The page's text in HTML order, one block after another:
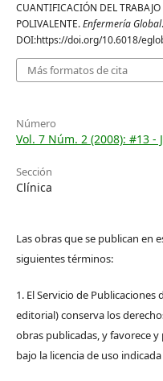
CUANTIFICACIÓN DEL
POLIVALENTE.Enfermería Global
DOI:https://doi.org/10.6018/
Más formatos de cita
Número
Vol. 7 Núm. 2 (2008): #13 -
Sección
Clínica
Las obras que se publican en
siguientes términos:
1. El Servicio de
editorial) conserva los
obras publicadas, y favorece
bajo la licencia de uso